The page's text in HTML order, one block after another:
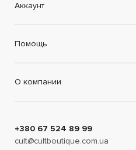
платья, комбинезоны и другие
Аккаунт
Помощь
О компании
+380 67 524 89 99
cult@cultboutique.com.ua